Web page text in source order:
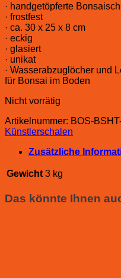
· handgetöpferte
· frostfest
· ca. 30 x 25 x 8 cm
· eckig
· glasiert
· unikat
· Wasserabzuglöcher und
für Bonsai im Boden
Nicht vorrätig
Artikelnummer: BOS-
Künstlerschalen
Zusätzliche
Gewicht 3 kg
Das könnte Ihnen